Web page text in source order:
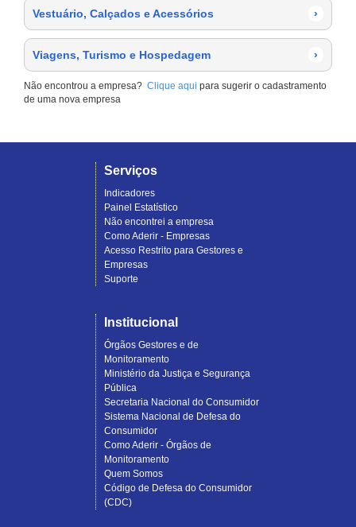
Vestuário, Calçados e Acessórios ›
Viagens, Turismo e Hospedagem ›
Não encontrou a empresa? Clique aqui para sugerir o cadastramento
de uma nova empresa
Serviços
Indicadores
Painel Estatístico
Não encontrei a empresa
Como Aderir - Empresas
Acesso Restrito para Gestores e
Empresas
Suporte
Institucional
Órgãos Gestores e de
Monitoramento
Ministério da Justiça e Segurança
Pública
Secretaria Nacional do Consumidor
Sistema Nacional de Defesa do
Consumidor
Como Aderir - Órgãos de
Monitoramento
Quem Somos
Código de Defesa do Consumidor
(CDC)